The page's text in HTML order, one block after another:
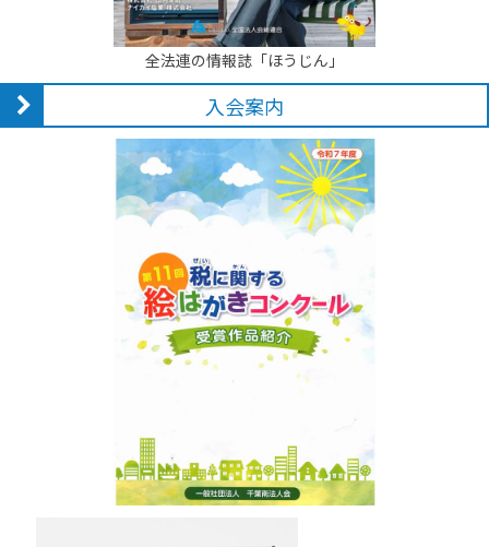
全法連の情報誌「ほうじん」
入会案内